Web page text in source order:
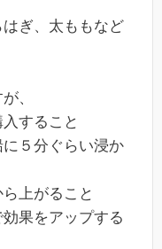
はぎ、太ももなど
、
すること
に５分ぐらい浸か
上がること
果をアップする